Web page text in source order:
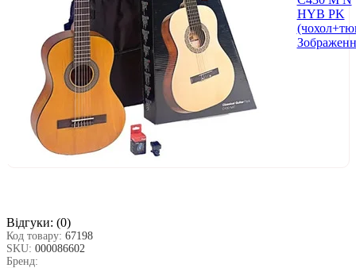
Відгуки: (0)
Код товару: 67198
SKU: 000086602
Бренд: